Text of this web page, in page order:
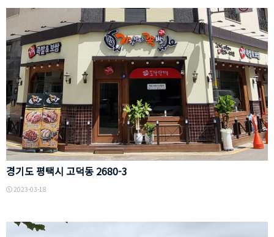
덕
동
1
8
4
5
-
경
기
도
평
택
시
고
경기도 평택시 고덕동 2680-3
2023-03-18